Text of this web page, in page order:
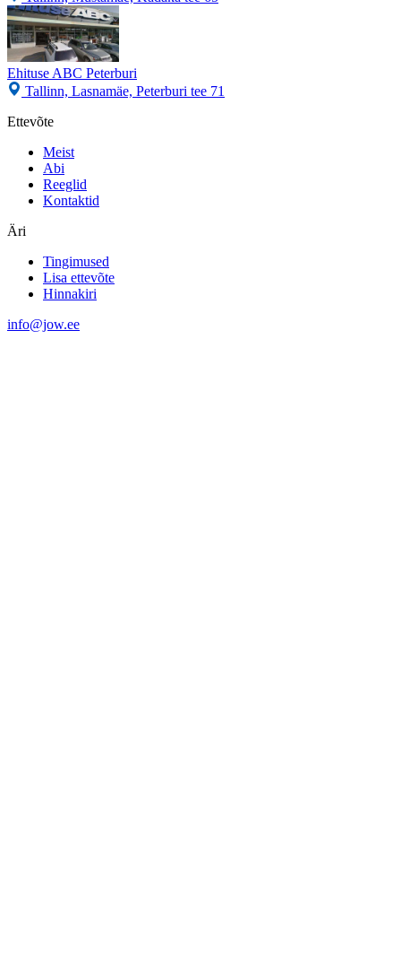
Ehituse ABC Peterburi
Tallinn, Lasnamäe, Peterburi tee 71
Ettevõte
Meist
Abi
Reeglid
Kontaktid
Äri
Tingimused
Lisa ettevõte
Hinnakiri
info@jow.ee